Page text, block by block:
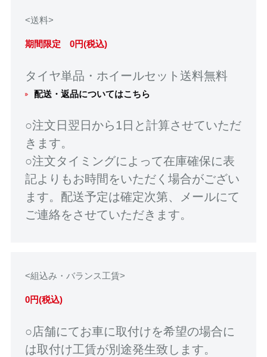
<送料>
期間限定 0円(税込)
タイヤ単品・ホイールセット送料無料
配送・返品についてはこちら
○注文日翌日から1日と計算させていただ
きます。
○注文タイミングによって在庫確保に表
記よりもお時間をいただく場合がござい
ます。配送予定は確定次第、メールにて
ご連絡をさせていただきます。
<組込み・バランス工賃>
0円(税込)
○店舗にてお車に取付けを希望の場合に
は取付け工賃が別途発生致します。